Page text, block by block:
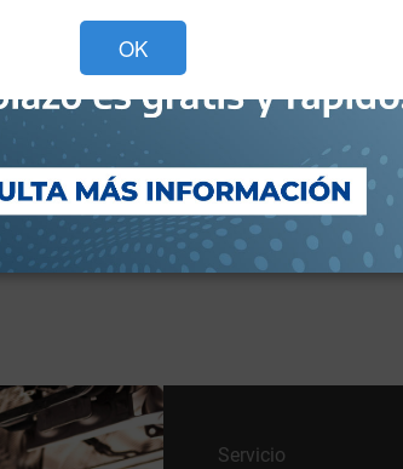
He leído y acepto elAviso de Privacidad*
Deseo recibir ofertas y novedades.
Cotiza ahora
Servicio
OK